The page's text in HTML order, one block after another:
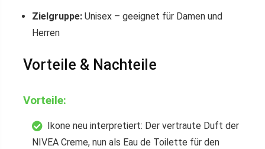
Zielgruppe: Unisex – geeignet für Damen und
Herren
Vorteile & Nachteile
Vorteile:
Ikone neu interpretiert: Der vertraute Duft der
NIVEA Creme, nun als Eau de Toilette für den